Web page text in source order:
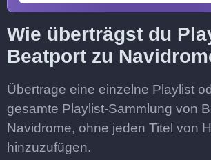
Wie überträgst du
Beatport zu
Übertrage eine einzelne Playlist
gesamte Playlist-Sammlung von
Navidrome, ohne jeden Titel von
hinzuzufügen.